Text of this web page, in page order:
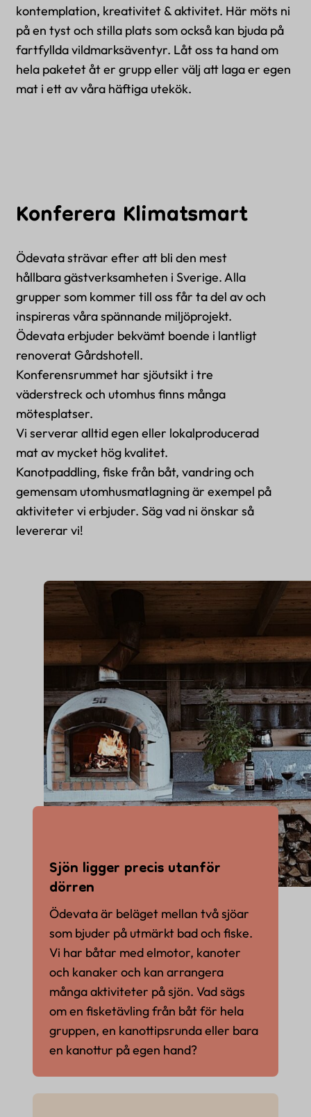
kontemplation, kreativitet & aktivitet. Här möts ni
på en tyst och stilla plats som också kan bjuda på
fartfyllda vildmarksäventyr. Låt oss ta hand om
hela paketet åt er grupp eller välj att laga er egen
mat i ett av våra häftiga utekök.
Konferera Klimatsmart
Ödevata strävar efter att bli den mest
hållbara gästverksamheten i Sverige. Alla
grupper som kommer till oss får ta del av och
inspireras våra spännande miljöprojekt.
Ödevata erbjuder bekvämt boende i lantligt
renoverat Gårdshotell.
Konferensrummet har sjöutsikt i tre
väderstreck och utomhus finns många
mötesplatser.
Vi serverar alltid egen eller lokalproducerad
mat av mycket hög kvalitet.
Kanotpaddling, fiske från båt, vandring och
gemensam utomhusmatlagning är exempel på
aktiviteter vi erbjuder. Säg vad ni önskar så
levererar vi!
Sjön ligger precis utanför
dörren
Ödevata är beläget mellan två sjöar
som bjuder på utmärkt bad och fiske.
Vi har båtar med elmotor, kanoter
och kanaker och kan arrangera
många aktiviteter på sjön. Vad sägs
om en fisketävling från båt för hela
gruppen, en kanottipsrunda eller bara
en kanottur på egen hand?